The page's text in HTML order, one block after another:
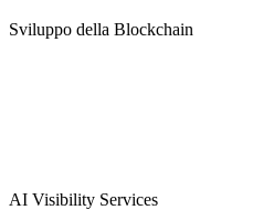
Sviluppo della Blockchain
AI Visibility Services